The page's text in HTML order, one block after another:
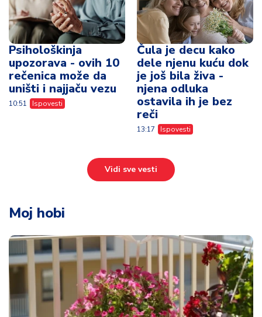
Psihološkinja
upozorava - ovih 10
rečenica može da
uništi i najjaču vezu
10:51 Ispovesti
Čula je decu kako
dele njenu kuću dok
je još bila živa -
njena odluka
ostavila ih je bez
reči
13:17 Ispovesti
Vidi sve vesti
Moj hobi